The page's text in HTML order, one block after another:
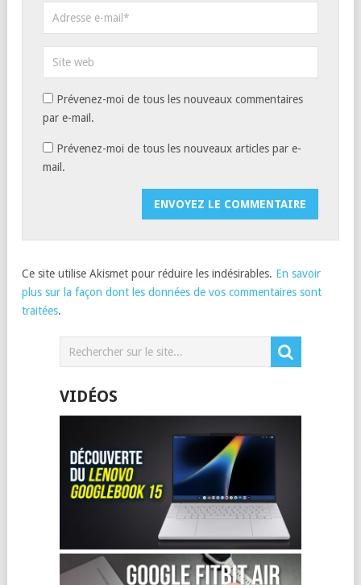
Prévenez-moi de tous les nouveaux commentaires
par e-mail.
Prévenez-moi de tous les nouveaux articles par e-
mail.
Ce site utilise Akismet pour réduire les indésirables. En savoir
plus sur la façon dont les données de vos commentaires sont
traitées.
VIDÉOS